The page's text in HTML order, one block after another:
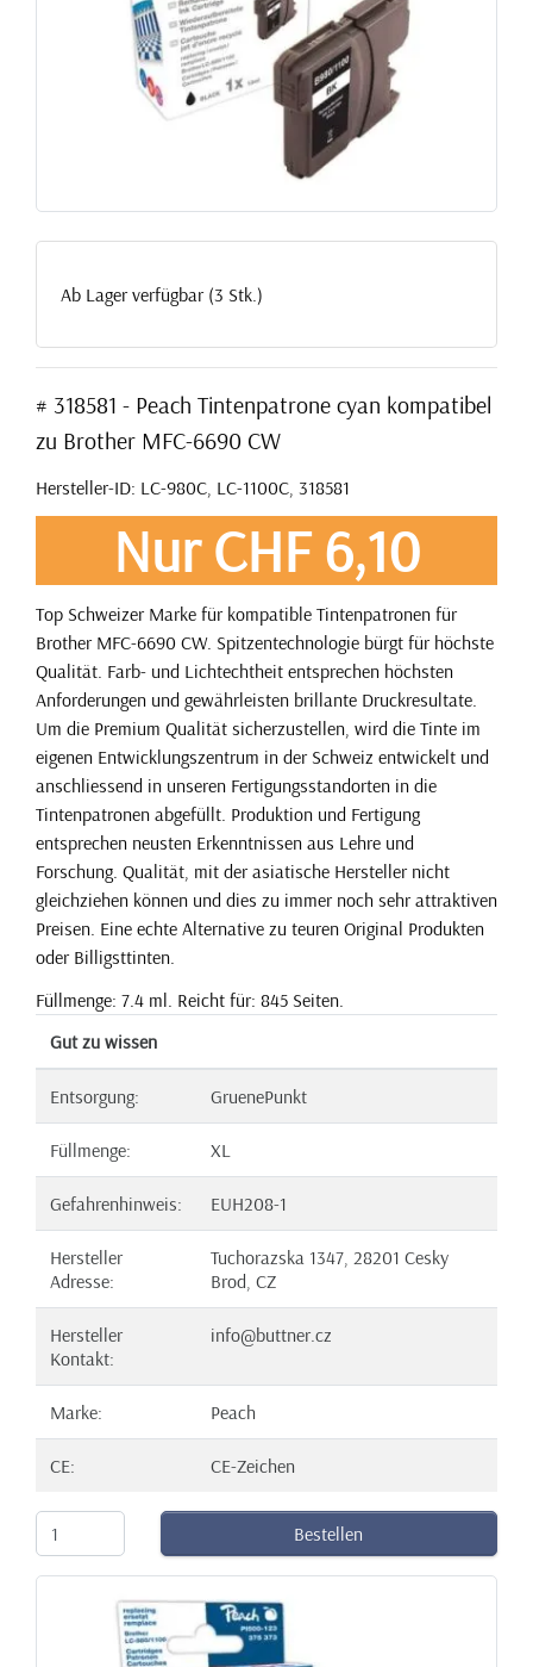
Ab Lager verfügbar (3 Stk.)
# 318581 - Peach Tintenpatrone cyan kompatibel
zu Brother MFC-6690 CW
Hersteller-ID: LC-980C, LC-1100C, 318581
Nur CHF 6,10
Top Schweizer Marke für kompatible Tintenpatronen für
Brother MFC-6690 CW. Spitzentechnologie bürgt für höchste
Qualität. Farb- und Lichtechtheit entsprechen höchsten
Anforderungen und gewährleisten brillante Druckresultate.
Um die Premium Qualität sicherzustellen, wird die Tinte im
eigenen Entwicklungszentrum in der Schweiz entwickelt und
anschliessend in unseren Fertigungsstandorten in die
Tintenpatronen abgefüllt. Produktion und Fertigung
entsprechen neusten Erkenntnissen aus Lehre und
Forschung. Qualität, mit der asiatische Hersteller nicht
gleichziehen können und dies zu immer noch sehr attraktiven
Preisen. Eine echte Alternative zu teuren Original Produkten
oder Billigsttinten.
Füllmenge: 7.4 ml. Reicht für: 845 Seiten.
Gut zu wissen
Entsorgung: GruenePunkt
Füllmenge: XL
Gefahrenhinweis: EUH208-1
Hersteller
Adresse:
Tuchorazska 1347, 28201 Cesky
Brod, CZ
Hersteller
Kontakt:
info@buttner.cz
Marke: Peach
CE: CE-Zeichen
Bestellen